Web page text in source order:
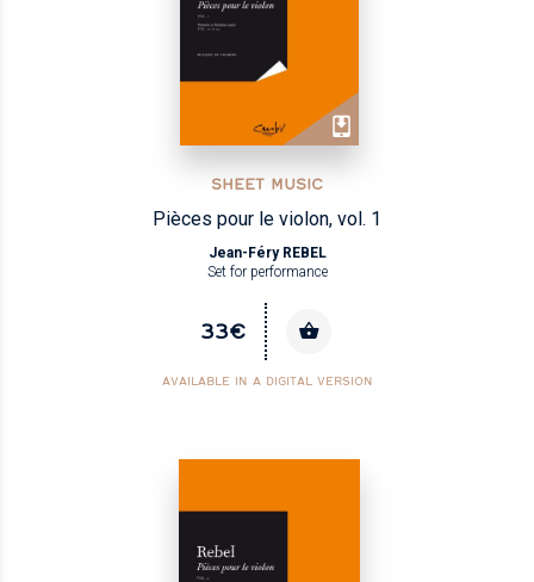
SHEET MUSIC
Pièces pour le violon, vol. 1
Jean-Féry REBEL
Set for performance
33€
AVAILABLE IN A DIGITAL VERSION